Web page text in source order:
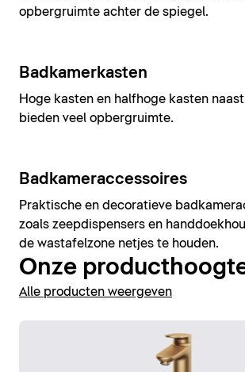
opbergruimte achter de spiegel.
Badkamerkasten
Hoge kasten en halfhoge kasten
bieden veel opbergruimte.
Badkameraccessoires
Praktische en decoratieve
zoals zeepdispensers en
de wastafelzone netjes te houden.
Onze
Alle producten weergeven